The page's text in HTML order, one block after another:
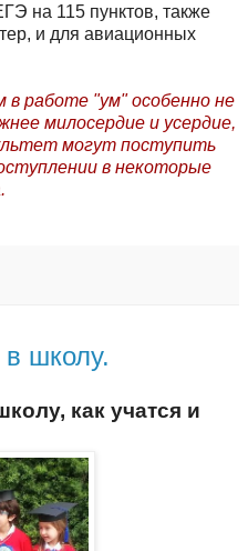
на 115 пунктов, также
и для авиационных
работе "ум" особенно не
милосердие и усердие,
могут поступить
в некоторые
в школу.
как учатся и